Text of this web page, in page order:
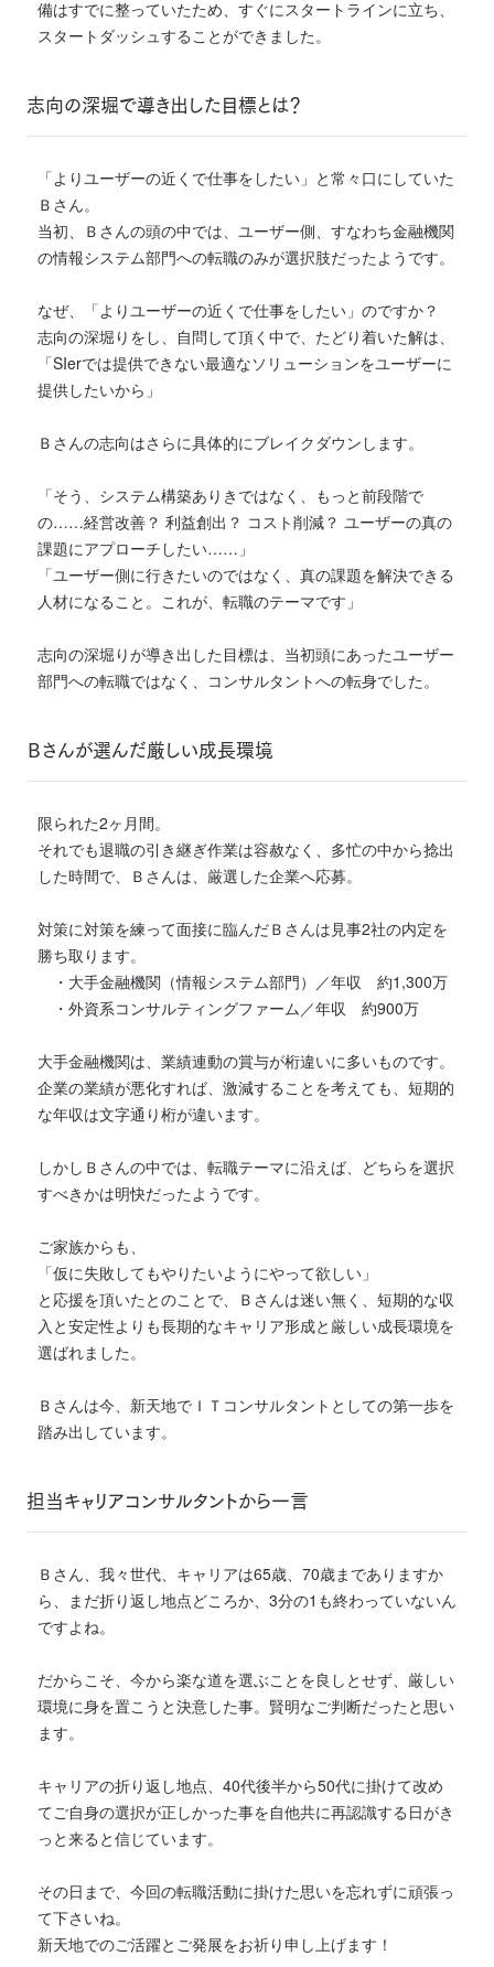
備はすでに整っていたため、すぐにスタートラインに立ち、
スタートダッシュすることができました。
志向の深堀で導き出した目標とは？
「よりユーザーの近くで仕事をしたい」と常々口にしていた
Ｂさん。
当初、Ｂさんの頭の中では、ユーザー側、すなわち金融機関
の情報システム部門への転職のみが選択肢だったようです。
なぜ、「よりユーザーの近くで仕事をしたい」のですか？
志向の深堀りをし、自問して頂く中で、たどり着いた解は、
「SIerでは提供できない最適なソリューションをユーザーに
提供したいから」
Ｂさんの志向はさらに具体的にブレイクダウンします。
「そう、システム構築ありきではなく、もっと前段階で
の……経営改善？ 利益創出？ コスト削減？ ユーザーの真の
課題にアプローチしたい……」
「ユーザー側に行きたいのではなく、真の課題を解決できる
人材になること。これが、転職のテーマです」
志向の深堀りが導き出した目標は、当初頭にあったユーザー
部門への転職ではなく、コンサルタントへの転身でした。
Ｂさんが選んだ厳しい成長環境
限られた2ヶ月間。
それでも退職の引き継ぎ作業は容赦なく、多忙の中から捻出
した時間で、Ｂさんは、厳選した企業へ応募。
対策に対策を練って面接に臨んだＢさんは見事2社の内定を
勝ち取ります。
・大手金融機関（情報システム部門）／年収 約1,300万
・外資系コンサルティングファーム／年収 約900万
大手金融機関は、業績連動の賞与が桁違いに多いものです。
企業の業績が悪化すれば、激減することを考えても、短期的
な年収は文字通り桁が違います。
しかしＢさんの中では、転職テーマに沿えば、どちらを選択
すべきかは明快だったようです。
ご家族からも、
「仮に失敗してもやりたいようにやって欲しい」
と応援を頂いたとのことで、Ｂさんは迷い無く、短期的な収
入と安定性よりも長期的なキャリア形成と厳しい成長環境を
選ばれました。
Ｂさんは今、新天地でＩＴコンサルタントとしての第一歩を
踏み出しています。
担当キャリアコンサルタントから一言
Ｂさん、我々世代、キャリアは65歳、70歳までありますか
ら、まだ折り返し地点どころか、3分の1も終わっていないん
ですよね。
だからこそ、今から楽な道を選ぶことを良しとせず、厳しい
環境に身を置こうと決意した事。賢明なご判断だったと思い
ます。
キャリアの折り返し地点、40代後半から50代に掛けて改め
てご自身の選択が正しかった事を自他共に再認識する日がき
っと来ると信じています。
その日まで、今回の転職活動に掛けた思いを忘れずに頑張っ
て下さいね。
新天地でのご活躍とご発展をお祈り申し上げます！